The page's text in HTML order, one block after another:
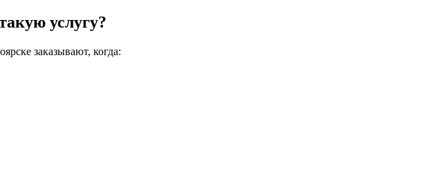
услугу?
заказывают, когда: